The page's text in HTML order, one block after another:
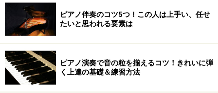
スンに通うことで、次のレッスンまでに注意されたこと
を直したり、新しい曲に取り組もうと練習への意欲がわ
く場合もありますが、逆に課題を出されることが負担に
なり、練習が楽しくなくなるということもあり得ます。
独習のメリット
ピアノ伴奏のコツ5つ！この人は上手い、任せ
たいと思われる要素は
ピアノ演奏で音の粒を揃えるコツ！きれいに弾
く上達の基礎＆練習方法